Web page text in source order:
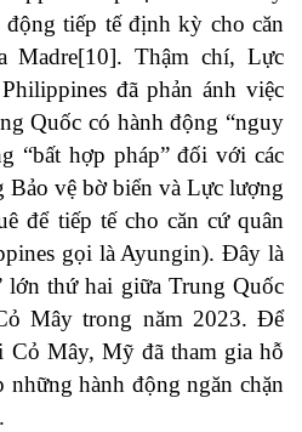
động tiếp tế định kỳ cho căn
Madre[10]. Thậm chí, Lực
đã phản ánh việc
Quốc có hành động “nguy
“bất hợp pháp” đối với các
Bảo vệ bờ biển và Lực lượng
để tiếp tế cho căn cứ quân
gọi là Ayungin). Đây là
lớn thứ hai giữa Trung Quốc
Mây trong năm 2023. Để
Cỏ Mây, Mỹ đã tham gia hỗ
những hành động ngăn chặn
.